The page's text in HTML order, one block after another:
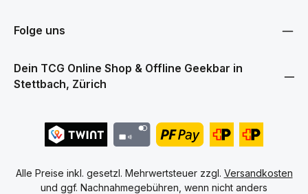
Folge uns
Dein TCG Online Shop & Offline Geekbar in
Stettbach, Zürich
Alle Preise inkl. gesetzl. Mehrwertsteuer zzgl. Versandkosten
und ggf. Nachnahmegebühren, wenn nicht anders